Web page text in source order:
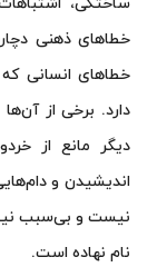
خطاهای ذهنی
خطاهای انسانی
دارد. برخی از
دیگر مانع از
اندیشیدن و
نیست و بی‌سبب
نام نهاده است.